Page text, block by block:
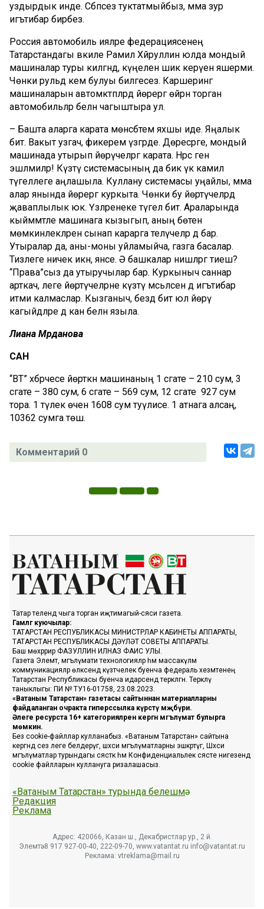
уздырдык инде. Сәбәпсез туктатмыйбыз, әмма зур
игътибар бирәбез.
Россия автомобиль ияләре федерациясенең
Татарстандагы вәкиле Рамил Хәйруллин юлда мондый
машиналар туры килгәндә, күңеленә шик керүен яшерми.
Чөнки рульдә кем булуы билгесез. Каршеринг
машиналарын автомәктәпләрдә йөрергә өйрәнә торган
автомобильләр белән чагыштыра ул.
– Башта аларга карата мөнәсәбәтем яхшы иде. Яңалык
бит. Вакыт узгач, фикерем үзгәрде. Дөресрәге, мондый
машинада утырып йөрүчеләргә карата. Нәрсә генә
эшләмиләр! Күзәтү системасының да бик үк камил
түгеллеге аңлашыла. Куллану системасы уңайлы, әмма
алар янында йөрергә куркыта. Чөнки бу йөртүчеләрдә
җаваплылык юк. Үзләренеке түгел бит. Араларында
кыйммәтле машинага кызыгып, аның бөтен
мөмкинлекләрен сынап карарга теләүчеләр дә бар.
Утыралар да, аны-моны уйламыйча, газга басалар.
Тизлеге ничек икән, янәсе. Ә башкалар нишләргә тиеш?
“Права”сыз да утыручылар бар. Куркыныч саннар
арткач, әлеге йөртүчеләрне күзәтү мәсьәләсенә дә игътибар
итми калмаслар. Кызганыч, бездә бит юл йөрү
кагыйдәләре дә кан белән языла.
Лиана Мәрданова
САН
“ВТ” хәбәрчесе йөрткән машинаның 1 сәгате – 210 сум, 3
сәгате – 380 сум, 6 сәгате – 569 сум, 12 сәгате 927 сум
тора. 1 тәүлек өчен 1608 сум туүлисе. 1 атнага алсаң,
10362 сумга төшә.
Комментарий 0
Татар телендә чыга торган иҗтимагый-сәяси газета.
Гамәлгә куючылар:
ТАТАРСТАН РЕСПУБЛИКАСЫ МИНИСТРЛАР КАБИНЕТЫ АППАРАТЫ,
ТАТАРСТАН РЕСПУБЛИКАСЫ ДӘҮЛӘТ СОВЕТЫ АППАРАТЫ.
Баш мөхәррир ФАЗУЛЛИН ИЛНАЗ ФАИС УЛЫ.
Газета Элемтә, мәгълүмати технологияләр һәм массакүләм
коммуникацияләр өлкәсендә күзәтчелек буенча федераль хезмәтенең
Татарстан Республикасы буенча идарәсендә теркәлгән. Теркәлү
таныклыгы: ПИ № ТУ16-01758, 23.08.2023.
«Ватаным Татарстан» газетасы сайтыннан материалларны
файдаланган очракта гиперссылка күрсәтү мәҗбүри.
Әлеге ресурста 16+ категорияләренә кергән мәгълүмат булырга
мөмкин.
Без cookie-файллар кулланабыз. «Ватаным Татарстан» сайтына
кергәндә сез әлеге белдерүгә, шәхси мәгълүматларны эшкәртүгә, Шәхси
мәгълүматлар турындагы сәясәткә һәм Конфиденциальлек сәясәте нигезендә
cookie файлларын куллануга ризалашасыз.
«Ватаным Татарстан» турында белешмә
Редакция
Реклама
Адрес: 420066, Казан ш., Декабристлар ур., 2 й.
Элемтә: 8 917 927-00-40, 222-09-70, www.vatantat.ru info@vatantat.ru
Реклама: vtreklama@mail.ru